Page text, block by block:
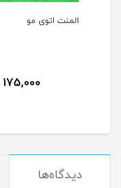
المنت اتوی مو
175,000
دیدگاه‌ها